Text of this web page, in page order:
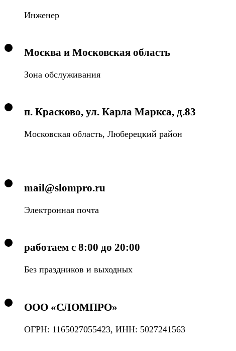
Инженер
Москва и Московская область
Зона обслуживания
п. Красково, ул. Карла Маркса, д.83
Московская область, Люберецкий район
mail@slompro.ru
Электронная почта
работаем с 8:00 до 20:00
Без праздников и выходных
ООО «СЛОМПРО»
ОГРН: 1165027055423, ИНН: 5027241563